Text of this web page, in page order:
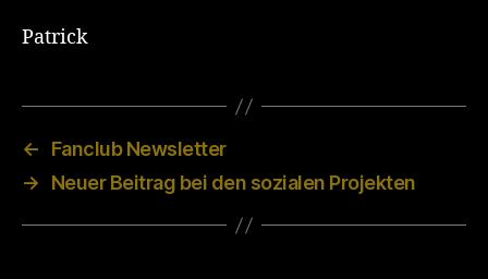
Patrick
←
Fanclub Newsletter
→
Neuer Beitrag bei den sozialen Projekten